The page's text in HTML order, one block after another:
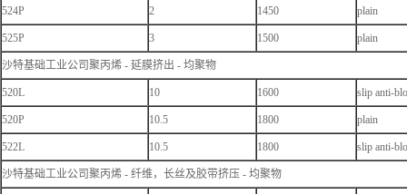
524P 2 1450 plain
525P 3 1500 plain
沙特基础工业公司聚丙烯 - 延膜挤出 - 均聚物
520L 10 1600 slip anti-
520P 10.5 1800 plain
522L 10.5 1800 slip anti-
沙特基础工业公司聚丙烯 - 纤维，长丝及胶带挤压 - 均聚物